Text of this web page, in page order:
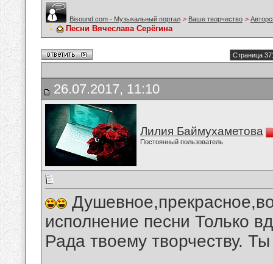
Bisound.com - Музыкальный портал > Ваше творчество >
Песни Вячеслава Серёгина
Страница
26.07.2017, 11:10
Лилия Баймухаметова
Постоянный пользователь
исполнение песни Только
Рада твоему творчеству.